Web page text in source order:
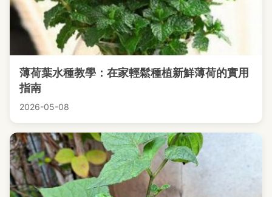
薄荷葉水種教學：在家輕鬆種植新鮮薄荷的實用
指南
2026-05-08